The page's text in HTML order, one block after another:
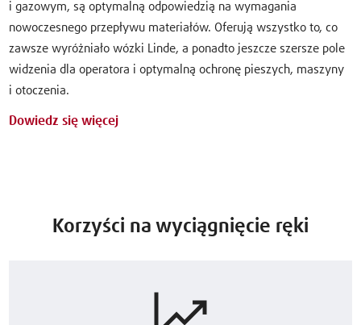
i gazowym, są optymalną odpowiedzią na wymagania
nowoczesnego przepływu materiałów. Oferują wszystko to, co
zawsze wyróżniało wózki Linde, a ponadto jeszcze szersze pole
widzenia dla operatora i optymalną ochronę pieszych, maszyny
i otoczenia.
Dowiedz się więcej
Korzyści na wyciągnięcie ręki